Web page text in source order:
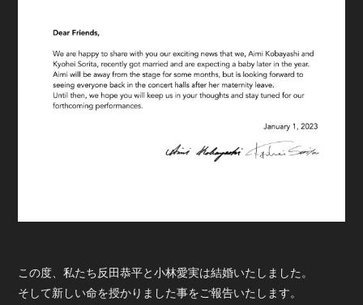
この度、私たち反田恭平と小林愛実は結婚いたしました。
そして新しい命を授かりました事をご報告いたします。